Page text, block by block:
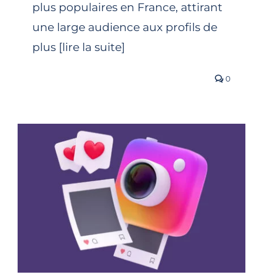
plus populaires en France, attirant
une large audience aux profils de
plus [lire la suite]
0